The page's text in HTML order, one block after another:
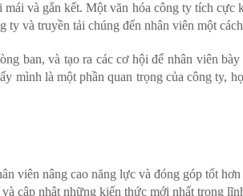
và gắn kết. Một văn hóa công ty tích cực
và truyền tải chúng đến nhân viên một
ban, và tạo ra các cơ hội để nhân viên
mình là một phần quan trọng của công ty,
nâng cao năng lực và đóng góp tốt
cập nhật những kiến thức mới nhất trong